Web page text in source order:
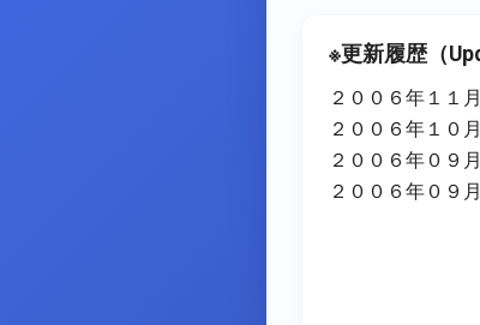
※更新履歴（
２００６年１１
２００６年１０
２００６年０９
２００６年０９